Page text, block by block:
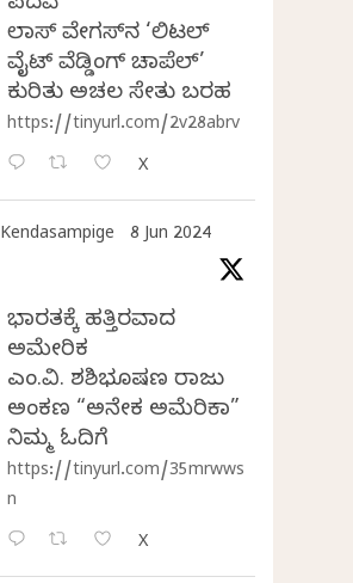
ಲಾಸ್‌ ವೇಗಸ್‌ನ ‘ಲಿಟಲ್
ವೈಟ್ ವೆಡ್ಡಿಂಗ್ ಚಾಪೆಲ್’
ಕುರಿತು ಅಚಲ ಸೇತು ಬರಹ
https://tinyurl.com/2v28abrv
X
Kendasampige 8 Jun 2024
ಭಾರತಕ್ಕೆ ಹತ್ತಿರವಾದ
ಅಮೇರಿಕ
ಎಂ.ವಿ. ಶಶಿಭೂಷಣ ರಾಜು
ಅಂಕಣ “ಅನೇಕ ಅಮೆರಿಕಾ”
ನಿಮ್ಮ ಓದಿಗೆ
https://tinyurl.com/35mrwws
n
X